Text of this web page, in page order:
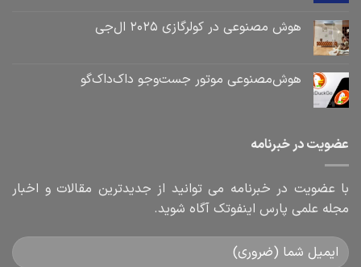
هوش مصنوعی در کولرگازی ۲۰۲۵ ال‌جی
هوش‌مصنوعی موتور جست‌و‌جو داک‌داک‌گو
عضویت در خبرنامه
با عضویت در خبرنامه می توانید از جدیدترین مقالات و اخبار
مجله علمی پارس اینفوتک آگاه شوید.